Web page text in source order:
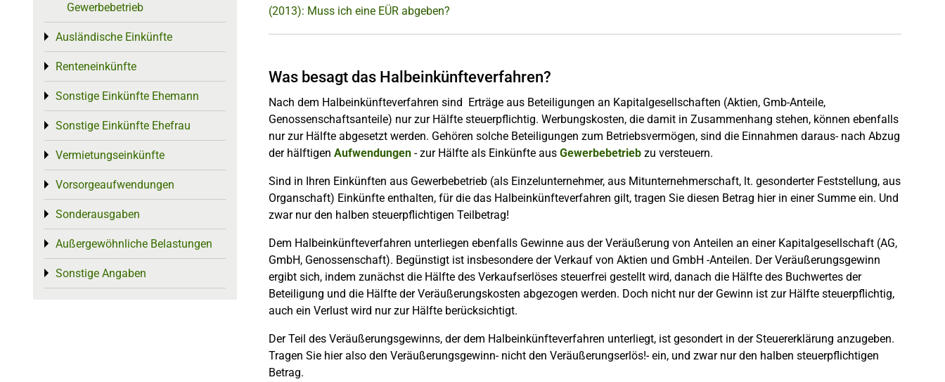
(2013): Muss ich eine EÜR abgeben?
Was besagt das Halbeinkünfteverfahren?
Nach dem Halbeinkünfteverfahren sind Erträge aus Beteiligungen an Kapitalgesellschaften (Aktien, Gmb-Anteile,
Genossenschaftsanteile) nur zur Hälfte steuerpflichtig. Werbungskosten, die damit in Zusammenhang stehen, können ebenfalls
nur zur Hälfte abgesetzt werden. Gehören solche Beteiligungen zum Betriebsvermögen, sind die Einnahmen daraus- nach Abzug
der hälftigen Aufwendungen - zur Hälfte als Einkünfte aus Gewerbebetrieb zu versteuern.
Sind in Ihren Einkünften aus Gewerbebetrieb (als Einzelunternehmer, aus Mitunternehmerschaft, lt. gesonderter Feststellung, aus
Organschaft) Einkünfte enthalten, für die das Halbeinkünfteverfahren gilt, tragen Sie diesen Betrag hier in einer Summe ein. Und
zwar nur den halben steuerpflichtigen Teilbetrag!
Dem Halbeinkünfteverfahren unterliegen ebenfalls Gewinne aus der Veräußerung von Anteilen an einer Kapitalgesellschaft (AG,
GmbH, Genossenschaft). Begünstigt ist insbesondere der Verkauf von Aktien und GmbH -Anteilen. Der Veräußerungsgewinn
ergibt sich, indem zunächst die Hälfte des Verkaufserlöses steuerfrei gestellt wird, danach die Hälfte des Buchwertes der
Beteiligung und die Hälfte der Veräußerungskosten abgezogen werden. Doch nicht nur der Gewinn ist zur Hälfte steuerpflichtig,
auch ein Verlust wird nur zur Hälfte berücksichtigt.
Der Teil des Veräußerungsgewinns, der dem Halbeinkünfteverfahren unterliegt, ist gesondert in der Steuererklärung anzugeben.
Tragen Sie hier also den Veräußerungsgewinn- nicht den Veräußerungserlös!- ein, und zwar nur den halben steuerpflichtigen
Betrag.
Gewerbebetrieb
Ausländische Einkünfte
Toggle menu
Renteneinkünfte
Toggle menu
Sonstige Einkünfte Ehemann
Toggle menu
Sonstige Einkünfte Ehefrau
Toggle menu
Vermietungseinkünfte
Toggle menu
Vorsorgeaufwendungen
Toggle menu
Sonderausgaben
Toggle menu
Außergewöhnliche Belastungen
Toggle menu
Sonstige Angaben
Toggle menu